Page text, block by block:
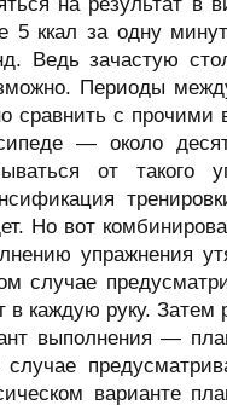
5 ккал за одну
Ведь зачастую
Периоды
сравнить с прочими
— около
от такого
Но вот
упражнения
случае
в каждую руку. Затем
выполнения —
случае
варианте